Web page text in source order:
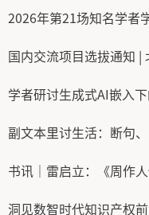
副文本里讨生活：断句
书讯｜雷启立：《周作人